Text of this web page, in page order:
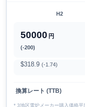
H2
50000 円
(-200)
$318.9 (-1.74)
換算レート (TTB)
* 3地区電炉メーカー購入価格平